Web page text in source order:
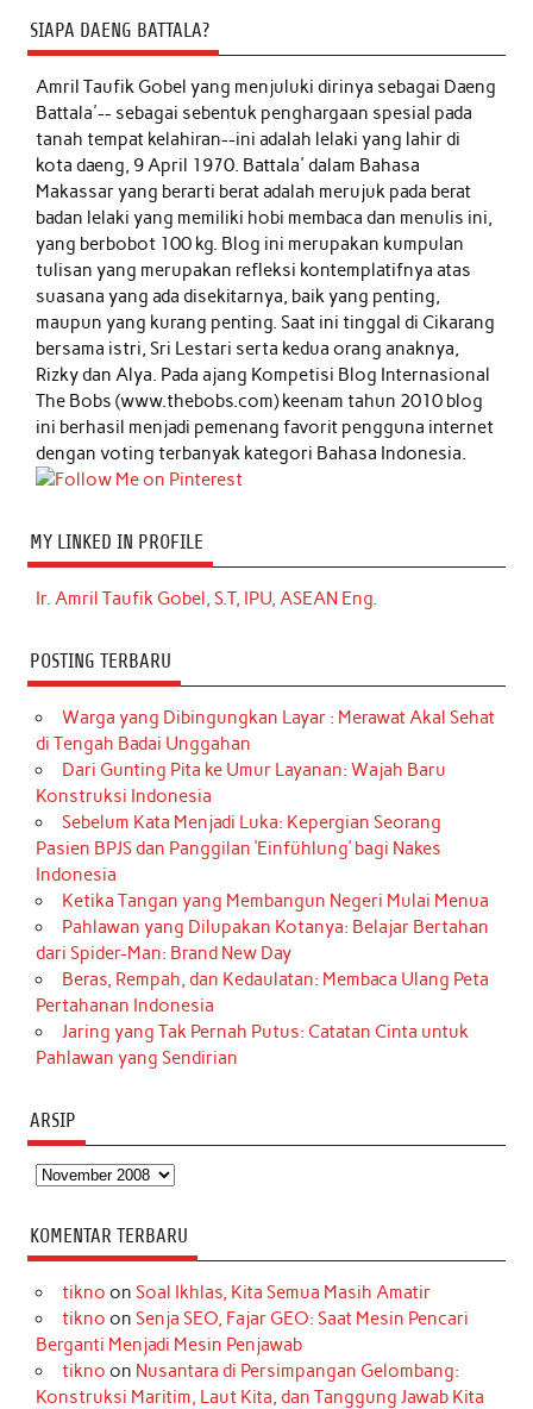
SIAPA DAENG BATTALA?
Amril Taufik Gobelyang menjuluki dirinya sebagai Daeng
Battala'-- sebagai sebentuk penghargaan spesial pada
tanah tempat kelahiran--ini adalah lelaki yang lahir di
kota daeng, 9 April 1970. Battala' dalam Bahasa
Makassar yang berarti berat adalah merujuk pada berat
badan lelaki yang memiliki hobi membaca dan menulis ini,
yang berbobot 100 kg. Blog ini merupakan kumpulan
tulisan yang merupakan refleksi kontemplatifnya atas
suasana yang ada disekitarnya, baik yang penting,
maupun yang kurang penting. Saat ini tinggal di Cikarang
bersama istri, Sri Lestari serta kedua orang anaknya,
Rizky dan Alya. Pada ajang Kompetisi Blog Internasional
The Bobs (www.thebobs.com) keenam tahun 2010 blog
ini berhasil menjadi pemenang favorit pengguna internet
dengan voting terbanyak kategori Bahasa Indonesia.
MY LINKED IN PROFILE
Ir. Amril Taufik Gobel, S.T, IPU, ASEAN Eng.
POSTING TERBARU
Warga yang Dibingungkan Layar : Merawat Akal Sehat
di Tengah Badai Unggahan
Dari Gunting Pita ke Umur Layanan: Wajah Baru
Konstruksi Indonesia
Sebelum Kata Menjadi Luka: Kepergian Seorang
Pasien BPJS dan Panggilan ‘Einfühlung’ bagi Nakes
Indonesia
Ketika Tangan yang Membangun Negeri Mulai Menua
Pahlawan yang Dilupakan Kotanya: Belajar Bertahan
dari Spider-Man: Brand New Day
Beras, Rempah, dan Kedaulatan: Membaca Ulang Peta
Pertahanan Indonesia
Jaring yang Tak Pernah Putus: Catatan Cinta untuk
Pahlawan yang Sendirian
ARSIP
Arsip
KOMENTAR TERBARU
tikno on Soal Ikhlas, Kita Semua Masih Amatir
tikno on Senja SEO, Fajar GEO: Saat Mesin Pencari
Berganti Menjadi Mesin Penjawab
tikno on Nusantara di Persimpangan Gelombang:
Konstruksi Maritim, Laut Kita, dan Tanggung Jawab Kita